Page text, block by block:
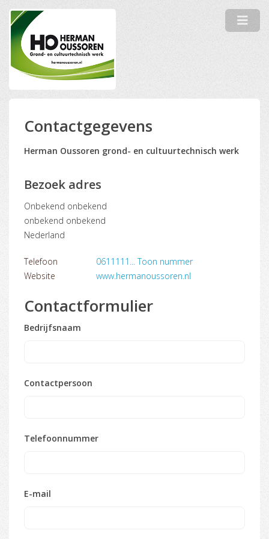
Contactgegevens
Herman Oussoren grond- en cultuurtechnisch werk
Bezoek adres
onbekend onbekend
onbekend onbekend
Nederland
Telefoon
0611111... Toon nummer
Website
www.hermanoussoren.nl
Contactformulier
Bedrijfsnaam
Contactpersoon
Telefoonnummer
E-mail